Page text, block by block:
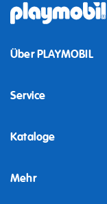
Über PLAYMOBIL
Service
Kataloge
Mehr